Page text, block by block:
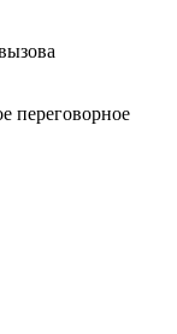
переговорное